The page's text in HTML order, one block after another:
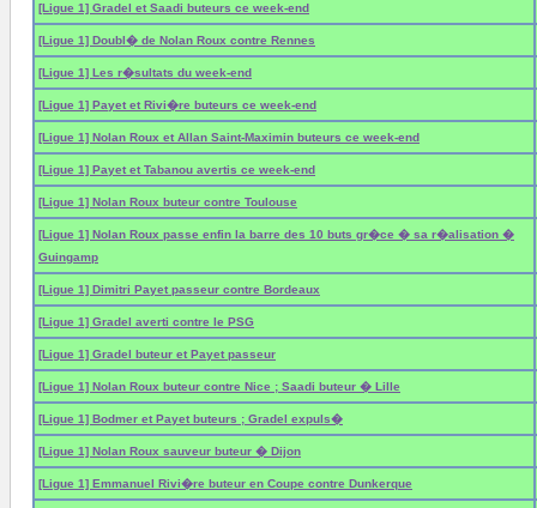
[Ligue 1] Gradel et Saadi buteurs ce week-end
[Ligue 1] Doubl� de Nolan Roux contre Rennes
[Ligue 1] Les r�sultats du week-end
[Ligue 1] Payet et Rivi�re buteurs ce week-end
[Ligue 1] Nolan Roux et Allan Saint-Maximin buteurs ce week-end
[Ligue 1] Payet et Tabanou avertis ce week-end
[Ligue 1] Nolan Roux buteur contre Toulouse
[Ligue 1] Nolan Roux passe enfin la barre des 10 buts gr�ce � sa r�alisation �
Guingamp
[Ligue 1] Dimitri Payet passeur contre Bordeaux
[Ligue 1] Gradel averti contre le PSG
[Ligue 1] Gradel buteur et Payet passeur
[Ligue 1] Nolan Roux buteur contre Nice ; Saadi buteur � Lille
[Ligue 1] Bodmer et Payet buteurs ; Gradel expuls�
[Ligue 1] Nolan Roux sauveur buteur � Dijon
[Ligue 1] Emmanuel Rivi�re buteur en Coupe contre Dunkerque